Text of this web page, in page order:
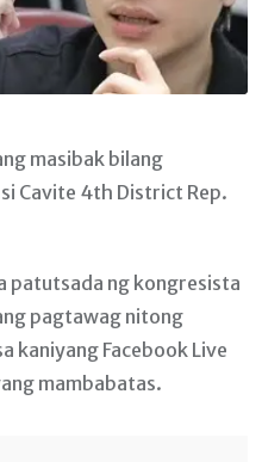
masibak bilang
Cavite 4th District Rep.
patutsada ng kongresista
pagtawag nitong
kaniyang Facebook Live
mambabatas.